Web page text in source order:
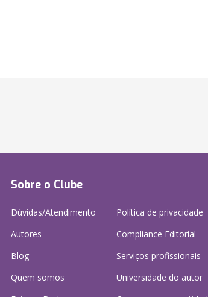
Sobre o Clube
Dúvidas/Atendimento
Autores
Blog
Quem somos
Política de privacidade
Compliance Editorial
Serviços profissionais
Universidade do autor